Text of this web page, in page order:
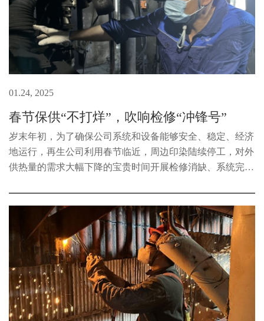
01.24, 2025
春节保供“不打烊”，吹响检修“冲锋号”
岁末年初，为了确保公司系统和设备能够安全、稳定、经济
地运行，再生公司利用春节临近，周边印染陆续停工，对外
供热量的需求大幅下降的宝贵时间开展检修消缺、系统完善